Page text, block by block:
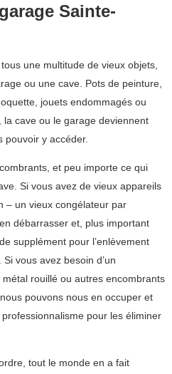
Sainte-
une multitude de vieux objets,
ou une cave. Pots de peinture,
jouets endommagés ou
cave ou le garage deviennent
pouvoir y accéder.
et peu importe ce qui
Si vous avez de vieux appareils
– un vieux congélateur par
débarrasser et, plus important
supplément pour l’enlèvement
vous avez besoin d’un
rouillé ou autres encombrants
pouvons nous en occuper et
pour les éliminer
tout le monde en a fait